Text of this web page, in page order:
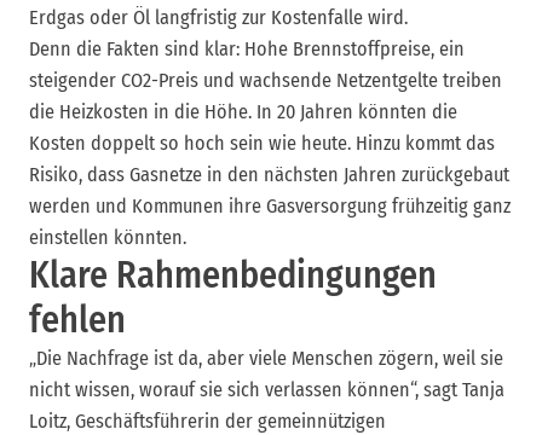
Erdgas oder Öl langfristig zur Kostenfalle wird.
Denn die Fakten sind klar: Hohe Brennstoffpreise, ein
steigender CO2-Preis und wachsende Netzentgelte treiben
die Heizkosten in die Höhe. In 20 Jahren könnten die
Kosten doppelt so hoch sein wie heute. Hinzu kommt das
Risiko, dass Gasnetze in den nächsten Jahren zurückgebaut
werden und Kommunen ihre Gasversorgung frühzeitig ganz
einstellen könnten.
Klare Rahmenbedingungen
fehlen
„Die Nachfrage ist da, aber viele Menschen zögern, weil sie
nicht wissen, worauf sie sich verlassen können“, sagt Tanja
Loitz, Geschäftsführerin der gemeinnützigen